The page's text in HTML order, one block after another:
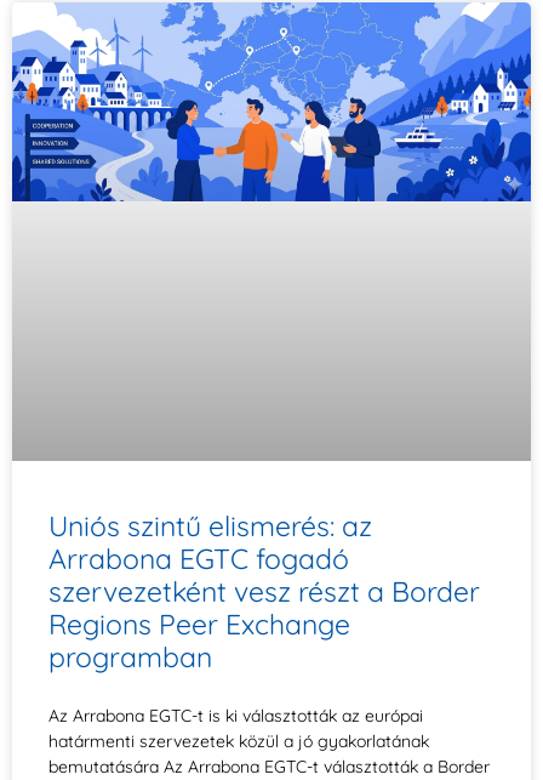
Uniós szintű elismerés: az
Arrabona EGTC fogadó
szervezetként vesz részt a Border
Regions Peer Exchange
programban
Az Arrabona EGTC-t is ki választották az európai
határmenti szervezetek közül a jó gyakorlatának
bemutatására Az Arrabona EGTC-t választották a Border